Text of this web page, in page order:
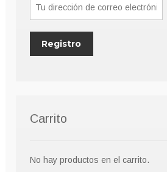
Carrito
No hay productos en el carrito.